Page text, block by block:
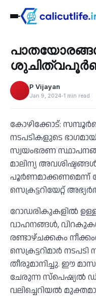
‹
Health
P Vijayan
Jan 9, 2024 1 min read
കോഴിക്കോട്:
നടപടികളുടെ
സ്വയംഭരണ
മാലിന്യ
പൂർണമാക്കണമെന്ന്
സെക്രട്ടറിയേറ്റ്
റോഡരികുകളിൽ ഉള്ള
വാഹനങ്ങൾ,
രണ്ടാഴ്ചക്കകം
സെക്രട്ടറിമാർ
തീരുമാനിച്ചു. ഈ
ചേരുന്ന സ്പെഷ്യൽ
വലിച്ചെറിയൽ